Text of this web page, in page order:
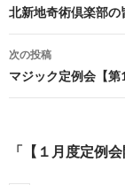
稿
ナ
ビ
ー
北新地奇術倶楽部
次の投稿
マジック定例会【第
「【１月度定例